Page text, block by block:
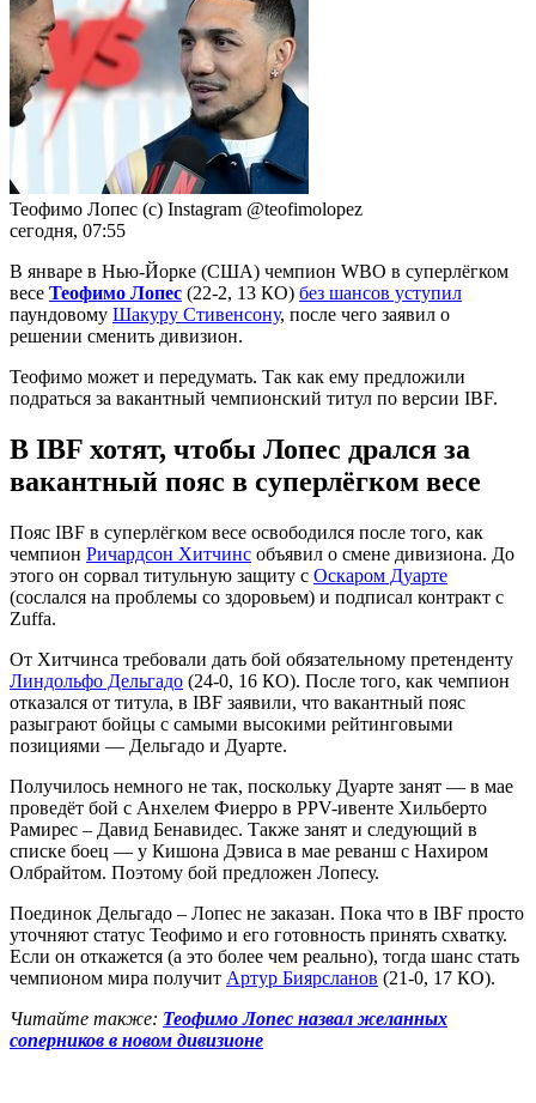
Теофимо Лопес (с) Instagram @teofimolopez
сегодня, 07:55
В январе в Нью-Йорке (США) чемпион WBO в суперлёгком
весе Теофимо Лопес (22-2, 13 КО) без шансов уступил
паундовому Шакуру Стивенсону, после чего заявил о
решении сменить дивизион.
Теофимо может и передумать. Так как ему предложили
подраться за вакантный чемпионский титул по версии IBF.
В IBF хотят, чтобы Лопес дрался за
вакантный пояс в суперлёгком весе
Пояс IBF в суперлёгком весе освободился после того, как
чемпион Ричардсон Хитчинс объявил о смене дивизиона. До
этого он сорвал титульную защиту с Оскаром Дуарте
(сослался на проблемы со здоровьем) и подписал контракт с
Zuffa.
От Хитчинса требовали дать бой обязательному претенденту
Линдольфо Дельгадо (24-0, 16 КО). После того, как чемпион
отказался от титула, в IBF заявили, что вакантный пояс
разыграют бойцы с самыми высокими рейтинговыми
позициями — Дельгадо и Дуарте.
Получилось немного не так, поскольку Дуарте занят — в мае
проведёт бой с Анхелем Фиерро в PPV-ивенте Хильберто
Рамирес – Давид Бенавидес. Также занят и следующий в
списке боец — у Кишона Дэвиса в мае реванш с Нахиром
Олбрайтом. Поэтому бой предложен Лопесу.
Поединок Дельгадо – Лопес не заказан. Пока что в IBF просто
уточняют статус Теофимо и его готовность принять схватку.
Если он откажется (а это более чем реально), тогда шанс стать
чемпионом мира получит Артур Биярсланов (21-0, 17 КО).
Читайте также: Теофимо Лопес назвал желанных
соперников в новом дивизионе